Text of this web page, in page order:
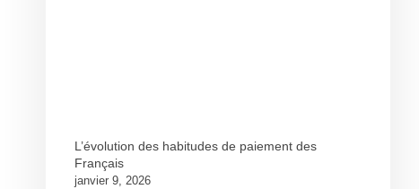
L’évolution des habitudes de paiement des
Français
janvier 9, 2026